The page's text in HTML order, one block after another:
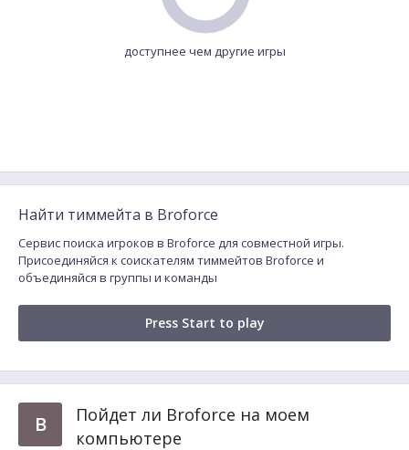
доступнее чем другие игры
Найти тиммейта в Broforce
Сервис поиска игроков в Broforce для совместной игры.
Присоединяйся к соискателям тиммейтов Broforce и
объединяйся в группы и команды
Press Start to play
B
Пойдет ли Broforce на моем
компьютере